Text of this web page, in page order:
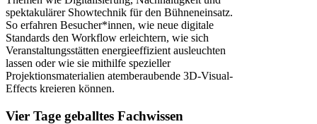
spektakulärer Showtechnik für den Bühneneinsatz.
So erfahren Besucher*innen, wie neue digitale
Standards den Workflow erleichtern, wie sich
Veranstaltungsstätten energieeffizient ausleuchten
lassen oder wie sie mithilfe spezieller
Projektionsmaterialien atemberaubende 3D-Visual-
Effects kreieren können.
Vier Tage geballtes Fachwissen